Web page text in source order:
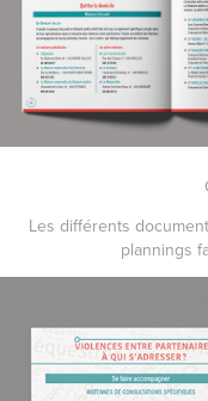
Les différents
plannings